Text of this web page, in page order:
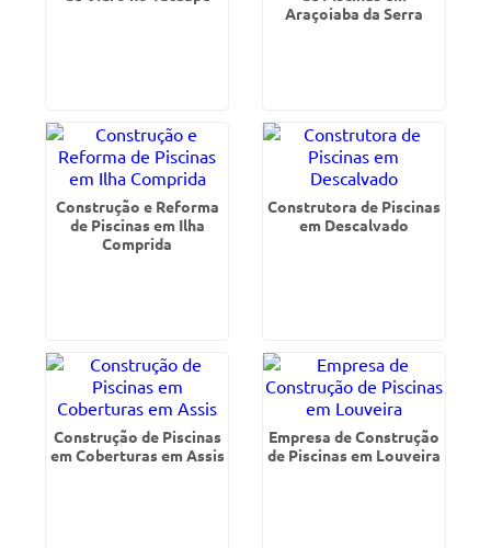
Araçoiaba da Serra
Construção e Reforma
de Piscinas em Ilha
Comprida
Construtora de Piscinas
em Descalvado
Construção de Piscinas
em Coberturas em Assis
Empresa de Construção
de Piscinas em Louveira